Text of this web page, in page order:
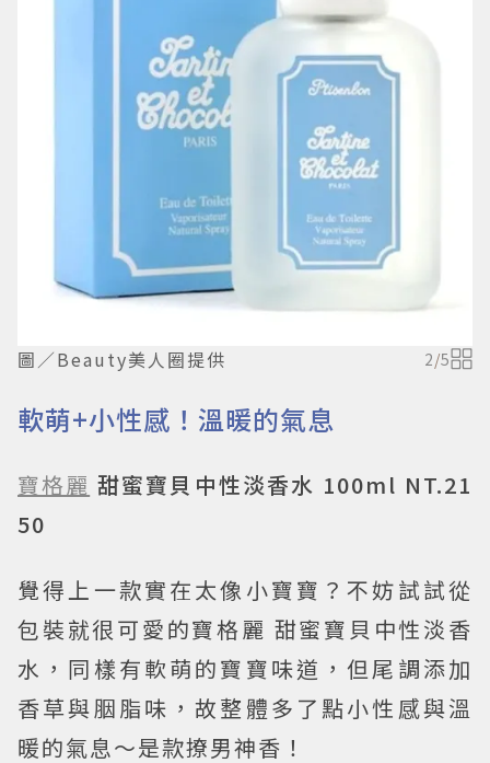
圖／Beauty美人圈提供 2/5
軟萌+小性感！溫暖的氣息
寶格麗 甜蜜寶貝中性淡香水 100ml NT.21
50
覺得上一款實在太像小寶寶？不妨試試從
包裝就很可愛的寶格麗 甜蜜寶貝中性淡香
水，同樣有軟萌的寶寶味道，但尾調添加
香草與胭脂味，故整體多了點小性感與溫
暖的氣息～是款撩男神香！